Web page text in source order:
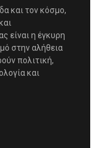
και τον κόσμο,
είναι η έγκυρη
στην αλήθεια
πολιτική,
και